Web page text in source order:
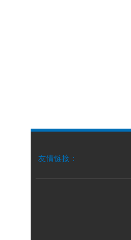
友情链接：